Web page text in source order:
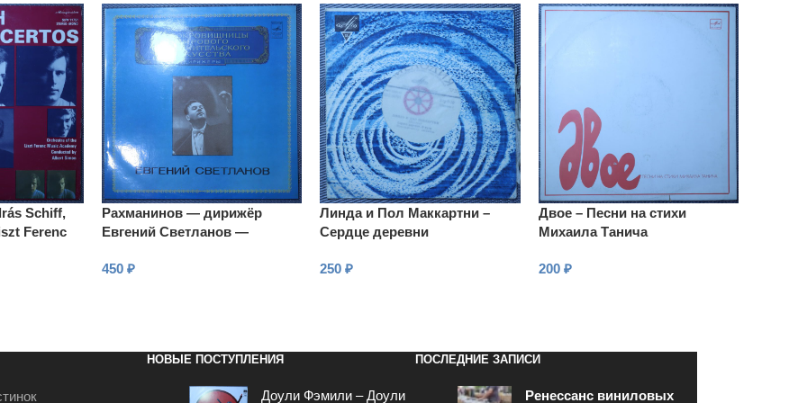
Schiff,
Ferenc
Рахманинов — дирижёр
Евгений Светланов —
450 ₽
Линда и Пол Маккартни –
Сердце деревни
250₽
Двое – Песни на стихи
Михаила Танича
200 ₽
НОВЫЕ ПОСТУПЛЕНИЯ
Доули Фэмили – Доули
ПОСЛЕДНИЕ ЗАПИСИ
Ренессанс виниловых